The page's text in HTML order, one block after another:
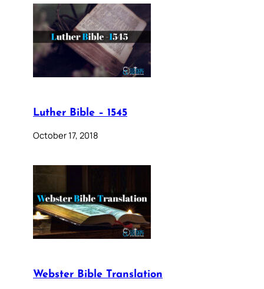
Luther Bible – 1545
October 17, 2018
Webster Bible Translation